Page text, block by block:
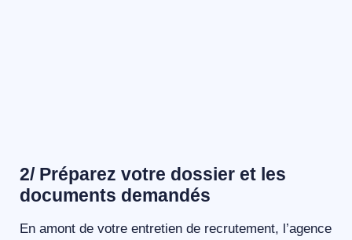
2/ Préparez votre dossier et les
documents demandés
En amont de votre entretien de recrutement, l’agence